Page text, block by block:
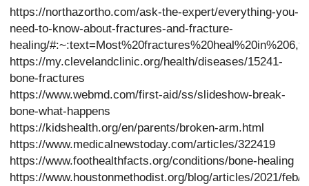
https://northazortho.com/ask-the-expert/everything-you-
need-to-know-about-fractures-and-fracture-
healing/
https://my.clevelandclinic.org/health/diseases/15241-
bone-fractures
https://www.webmd.com/first-aid/ss/slideshow-break-
bone-what-happens
https://kidshealth.org/en/parents/broken-arm.html
https://www.medicalnewstoday.com/articles/322419
https://www.foothealthfacts.org/conditions/bone-healing
https://www.houstonmethodist.org/blog/articles/2021/feb/